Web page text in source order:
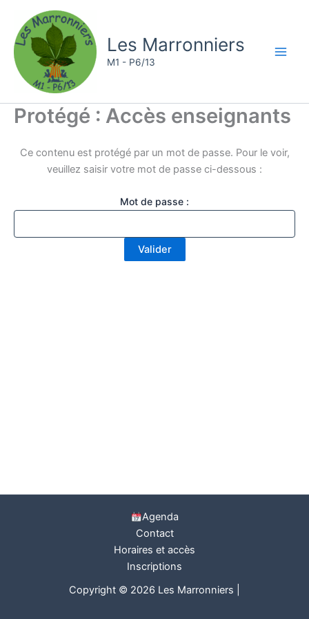
contenu
Les Marronniers
M1 - P6/13
Protégé : Accès enseignants
Ce contenu est protégé par un mot de passe. Pour le voir,
veuillez saisir votre mot de passe ci-dessous :
Mot de passe :
Agenda
Contact
Horaires et accès
Inscriptions
Copyright © 2026 Les Marronniers |